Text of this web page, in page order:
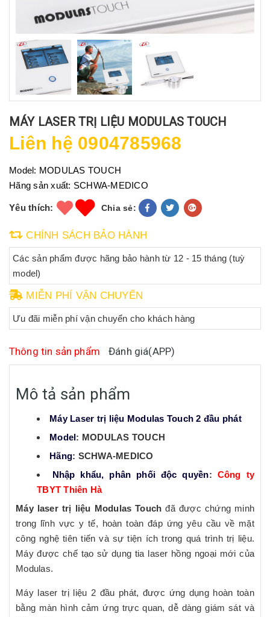
MÁY LASER TRỊ LIỆU MODULAS TOUCH
Liên hệ 0904785968
Model: MODULAS TOUCH
Hãng sản xuất: SCHWA-MEDICO
Yêu thích: Chia sẻ:
CHÍNH SÁCH BẢO HÀNH
Các sản phẩm được hãng bảo hành từ 12 - 15 tháng (tuỳ
model)
MIỄN PHÍ VẬN CHUYỂN
Ưu đãi miễn phí vận chuyển cho khách hàng
Thông tin sản phẩm Đánh giá(APP)
Mô tả sản phẩm
Máy Laser trị liệu Modulas Touch 2 đầu phát
Model: MODULAS TOUCH
Hãng: SCHWA-MEDICO
Nhập khẩu, phân phối độc quyền: Công ty
TBYT Thiên Hà
Máy laser trị liệu Modulas Touchđã được chứng minh
trong lĩnh vực y tế, hoàn toàn đáp ứng yêu cầu về mặt
công nghệ tiên tiến và sự tiện ích trong quá trình trị liệu.
Máy được chế tạo sử dụng tia laser hồng ngoại mới của
Modulas.
Máy laser trị liệu 2 đầu phát, được ứng dụng hoàn toàn
bằng màn hình cảm ứng trực quan, dễ dàng giám sát và